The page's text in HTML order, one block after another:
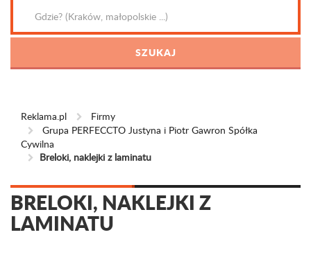
Reklama.pl
Firmy
Grupa PERFECCTO Justyna i Piotr Gawron Spółka
Cywilna
Breloki, naklejki z laminatu
BRELOKI, NAKLEJKI Z
LAMINATU